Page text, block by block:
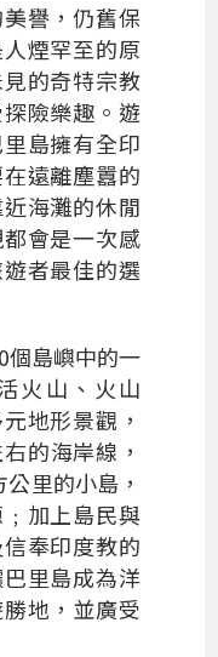
譽，仍舊保
煙罕至的原
的奇特宗教
險樂趣。遊
島擁有全印
遠離塵囂的
海灘的休閒
會是一次感
者最佳的選
個島嶼中的一
火山、火山
地形景觀，
的海岸線，
里的小島，
加上島民與
奉印度教的
里島成為洋
地，並廣受